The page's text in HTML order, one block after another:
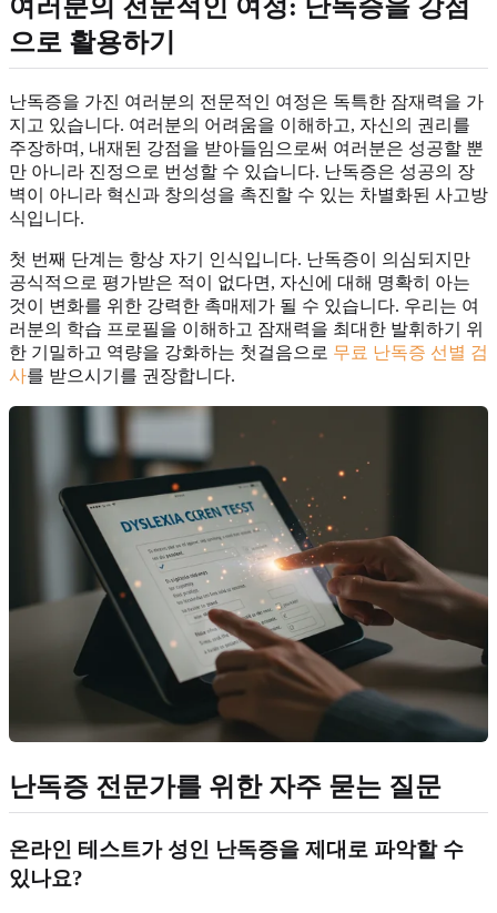
여러분의 전문적인 여정: 난독증을 강점
으로 활용하기
난독증을 가진 여러분의 전문적인 여정은 독특한 잠재력을 가
지고 있습니다. 여러분의 어려움을 이해하고, 자신의 권리를
주장하며, 내재된 강점을 받아들임으로써 여러분은 성공할 뿐
만 아니라 진정으로 번성할 수 있습니다. 난독증은 성공의 장
벽이 아니라 혁신과 창의성을 촉진할 수 있는 차별화된 사고방
식입니다.
첫 번째 단계는 항상 자기 인식입니다. 난독증이 의심되지만
공식적으로 평가받은 적이 없다면, 자신에 대해 명확히 아는
것이 변화를 위한 강력한 촉매제가 될 수 있습니다. 우리는 여
러분의 학습 프로필을 이해하고 잠재력을 최대한 발휘하기 위
한 기밀하고 역량을 강화하는 첫걸음으로 무료 난독증 선별 검
사를 받으시기를 권장합니다.
난독증 전문가를 위한 자주 묻는 질문
온라인 테스트가 성인 난독증을 제대로 파악할 수
있나요?